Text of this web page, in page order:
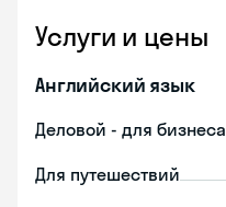
Услуги и цены
Английский язык
Деловой - для бизнеса
Для путешествий